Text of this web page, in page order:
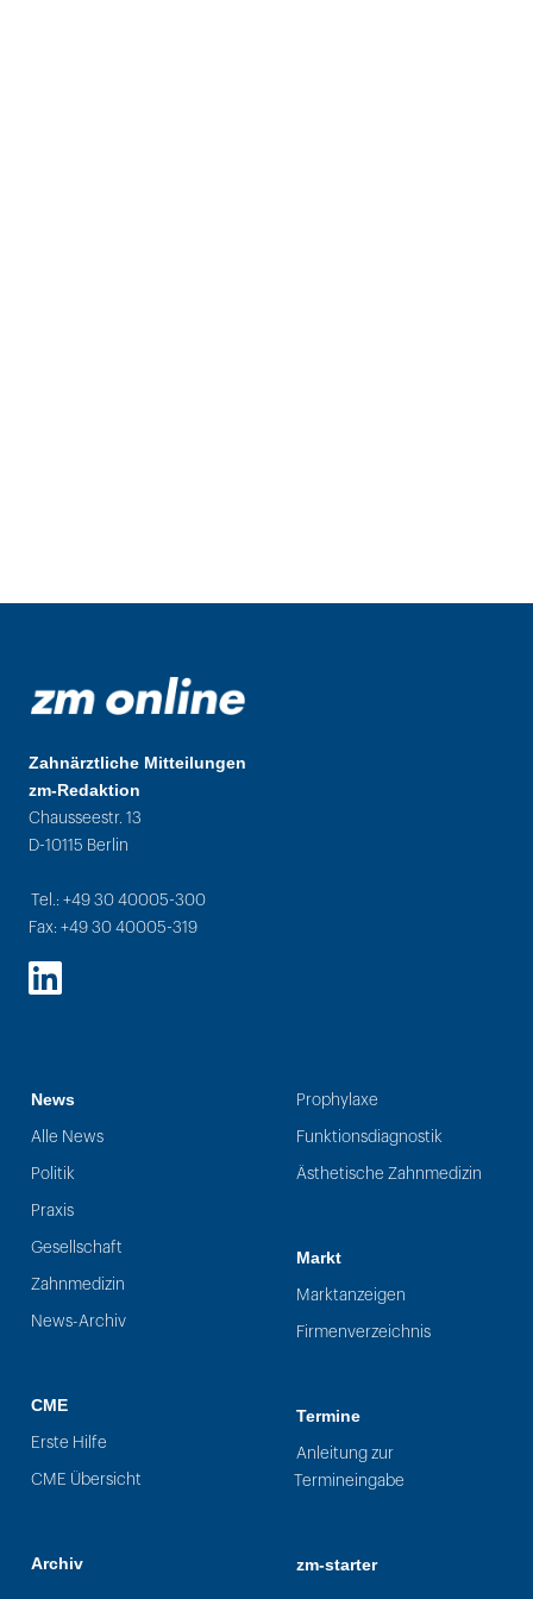
Zahnärztliche Mitteilungen
zm-Redaktion
Chausseestr. 13
D-10115 Berlin
Tel.: +49 30 40005-300
Fax: +49 30 40005-319
LinkedIn
News
Alle News
Politik
Praxis
Gesellschaft
Zahnmedizin
News-Archiv
CME
Erste Hilfe
CME Übersicht
Archiv
Prophylaxe
Funktionsdiagnostik
Ästhetische Zahnmedizin
Markt
Marktanzeigen
Firmenverzeichnis
Termine
Anleitung zur
Termineingabe
zm-starter